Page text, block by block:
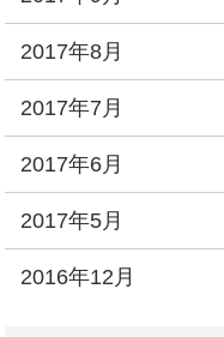
2017年8月
2017年7月
2017年6月
2017年5月
2016年12月